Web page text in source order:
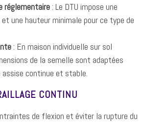
réglementaire: Le DTU impose une
une hauteur minimale pour ce type de
: En maison individuelle sur sol
de la semelle sont adaptées
assise continue et stable.
CONTINU
de flexion et éviter la rupture du